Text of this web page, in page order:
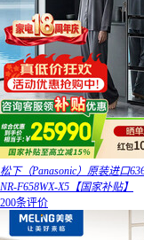
松下（Panasonic）原装进口
NR-F658WX-X5【国家补贴】
200条评价